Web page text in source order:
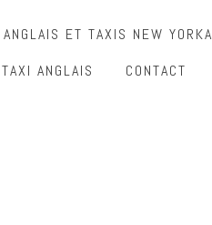
ET TAXIS NEW
ANGLAIS CONTACT